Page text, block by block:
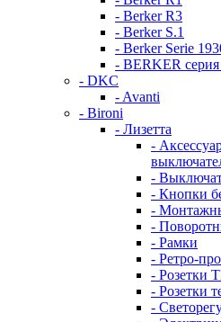
- Berker R3
- Berker S.1
- Berker Serie
- BERKER
- DKC
- Avanti
- Bironi
- Лизетта
-
-
- Кнопки
-
-
- Рамки
- Ретро-
- Розетки
- Розетки
-